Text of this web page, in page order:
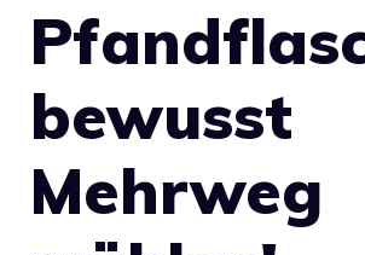
bewusst
Mehrweg